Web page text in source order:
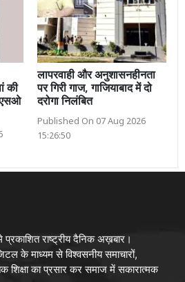
की
लापरवाही और अनुशासनहीनता
पर गिरी गाज, गाजियाबाद में दो
दरोगा निलंबित
Published On 07 Aug 2026
15:26:50
प्रकाशित राष्ट्रीय दैनिक अख़बार।
के माध्यम से विश्वसनीय समाचारों,
का प्रसार कर समाज में सकारात्मक